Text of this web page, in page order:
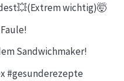
wichtig)🤯
Sandwichmaker!
#gesunderezepte